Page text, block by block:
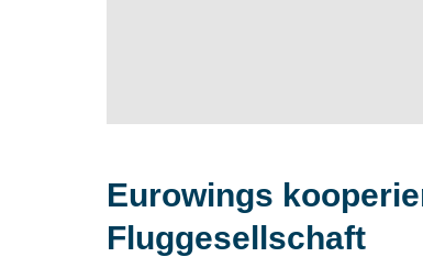
Eurowings
Fluggesellschaft